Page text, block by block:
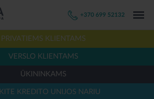
+370 699 52132
PRIVATIEMS KLIENTAMS
VERSLO KLIENTAMS
ŪKININKAMS
KREDITO UNIJOS NARIU